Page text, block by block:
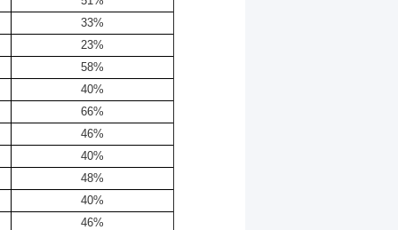
33%
23%
58%
40%
66%
46%
40%
48%
40%
46%